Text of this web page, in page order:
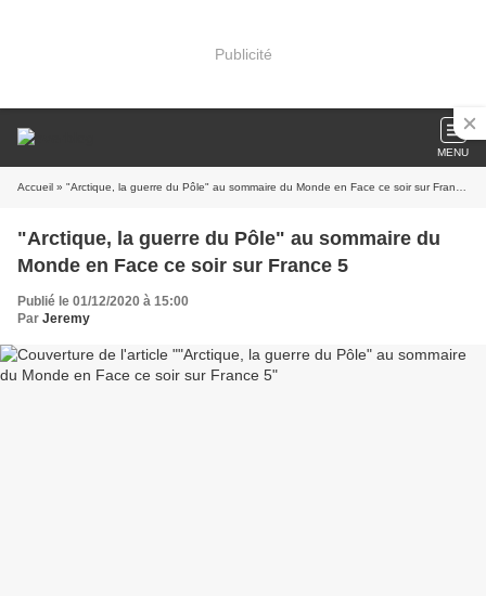
Publicité
MENU
Accueil » "Arctique, la guerre du Pôle" au sommaire du Monde en Face ce soir sur France 5
"Arctique, la guerre du Pôle" au sommaire du
Monde en Face ce soir sur France 5
Publié le 01/12/2020 à 15:00
Par Jeremy